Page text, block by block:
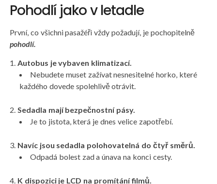
Pohodlí jako v letadle
První, co všichni pasažéři vždy požadují, je pochopitelně
pohodlí.
Autobus je vybaven klimatizací.
Nebudete muset zažívat nesnesitelné horko, které
každého dovede spolehlivě otrávit.
Sedadla mají bezpečnostní pásy.
Je to jistota, která je dnes velice zapotřebí.
Navíc jsou sedadla polohovatelná do čtyř směrů.
Odpadá bolest zad a únava na konci cesty.
K dispozici je LCD na promítání filmů.